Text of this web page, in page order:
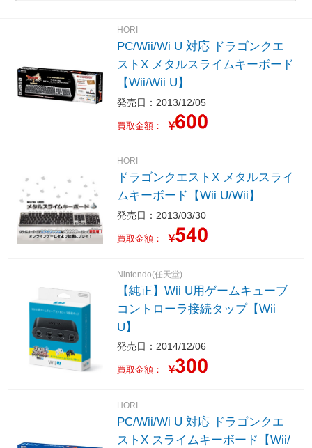
HORI
PC/Wii/Wi U 対応 ドラゴンクエ
ストX メタルスライムキーボード
【Wii/Wii U】
発売日：2013/12/05
買取金額： ￥
HORI
ドラゴンクエストX メタルスライ
ムキーボード【Wii U/Wii】
発売日：2013/03/30
買取金額： ￥
Nintendo(任天堂)
【純正】Wii U用ゲームキューブ
コントローラ接続タップ【Wii
U】
発売日：2014/12/06
買取金額： ￥
HORI
PC/Wii/Wi U 対応 ドラゴンクエ
ストX スライムキーボード【Wii/